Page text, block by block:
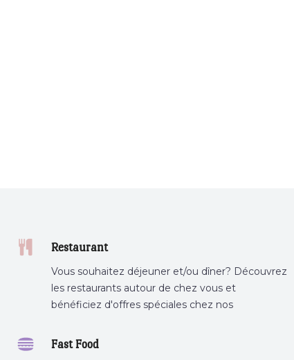
Restaurant
Vous souhaitez déjeuner et/ou dîner? Découvrez
les restaurants autour de chez vous et
bénéficiez d'offres spéciales chez nos
Fast Food